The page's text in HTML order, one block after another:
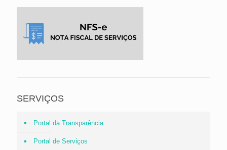
SERVIÇOS
Portal da Transparência
Portal de Serviços